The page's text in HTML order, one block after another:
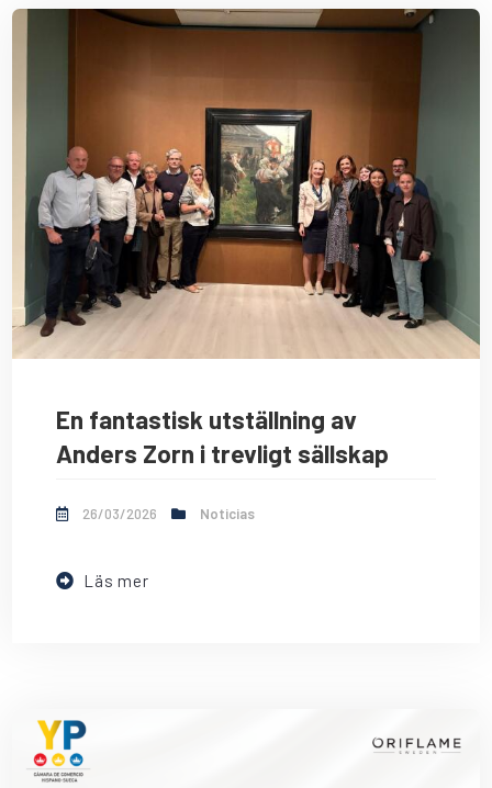
En fantastisk utställning av
Anders Zorn i trevligt sällskap
26/03/2026 Noticias
Läs mer